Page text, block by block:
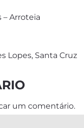
– Arroteia
Lopes, Santa Cruz
um comentário.